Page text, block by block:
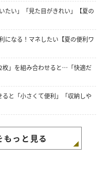
い」「見た目がきれい」【夏の
になる！マネしたい【夏の便利ワ
枚」を組み合わせると…「快適だ
と「小さくて便利」「収納しや
もっと見る